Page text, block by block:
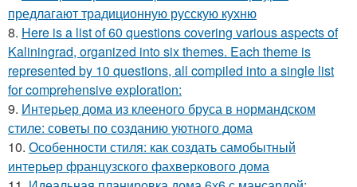
предлагают традиционную русскую кухню
8. Here is a list of 60 questions covering various aspects of
Kaliningrad, organized into six themes. Each theme is
represented by 10 questions, all compiled into a single list
for comprehensive exploration:
9. Интерьер дома из клееного бруса в нормандском
стиле: советы по созданию уютного дома
10. Особенности стиля: как создать самобытный
интерьер французского фахверкового дома